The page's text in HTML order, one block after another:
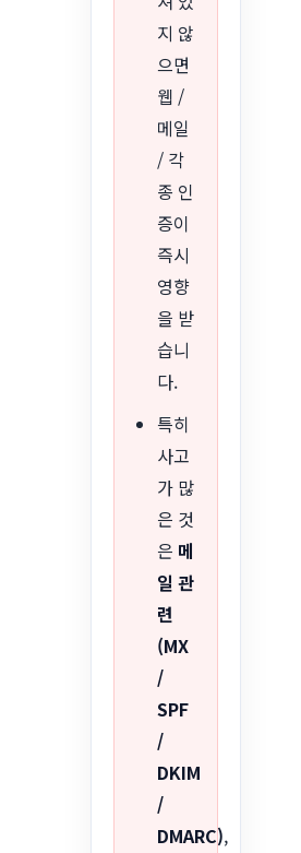
지 않
으면
웹 /
메일
/ 각
종 인
증이
즉시
영향
을 받
습니
다.
특히
사고
가 많
은 것
은 메
일 관
련
(MX
/
SPF
/
DKIM
/
DMARC),